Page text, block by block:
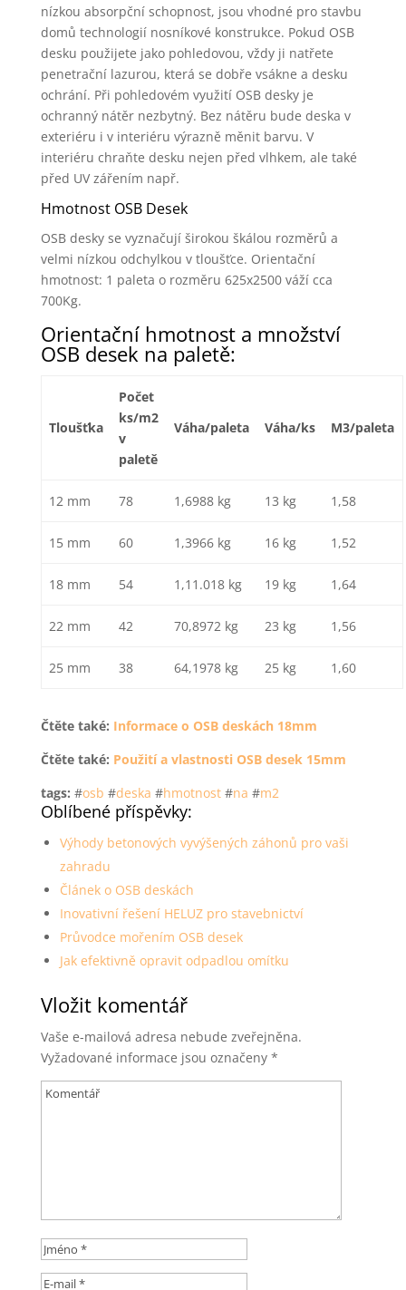
nízkou absorpční schopnost, jsou vhodné pro stavbu
domů technologií nosníkové konstrukce. Pokud OSB
desku použijete jako pohledovou, vždy ji natřete
penetrační lazurou, která se dobře vsákne a desku
ochrání. Při pohledovém využití OSB desky je
ochranný nátěr nezbytný. Bez nátěru bude deska v
exteriéru i v interiéru výrazně měnit barvu. V
interiéru chraňte desku nejen před vlhkem, ale také
před UV zářením např.
Hmotnost OSB Desek
OSB desky se vyznačují širokou škálou rozměrů a
velmi nízkou odchylkou v tloušťce. Orientační
hmotnost: 1 paleta o rozměru 625x2500 váží cca
700Kg.
Orientační hmotnost a množství
OSB desek na paletě:
Tloušťka
Počet
ks/m2
v
paletě
Váha/paleta Váha/ks M3/paleta
12 mm 78 1,6988 kg 13 kg 1,58
15 mm 60 1,3966 kg 16 kg 1,52
18 mm 54 1,11.018 kg 19 kg 1,64
22 mm 42 70,8972 kg 23 kg 1,56
25 mm 38 64,1978 kg 25 kg 1,60
Čtěte také: Informace o OSB deskách 18mm
Čtěte také: Použití a vlastnosti OSB desek 15mm
tags: #osb #deska #hmotnost#na #m2
Oblíbené příspěvky:
Výhody betonových vyvýšených záhonů pro vaši
zahradu
Článek o OSB deskách
Inovativní řešení HELUZ pro stavebnictví
Průvodce mořením OSB desek
Jak efektivně opravit odpadlou omítku
Vložit komentář
Vaše e-mailová adresa nebude zveřejněna.
Vyžadované informace jsou označeny *